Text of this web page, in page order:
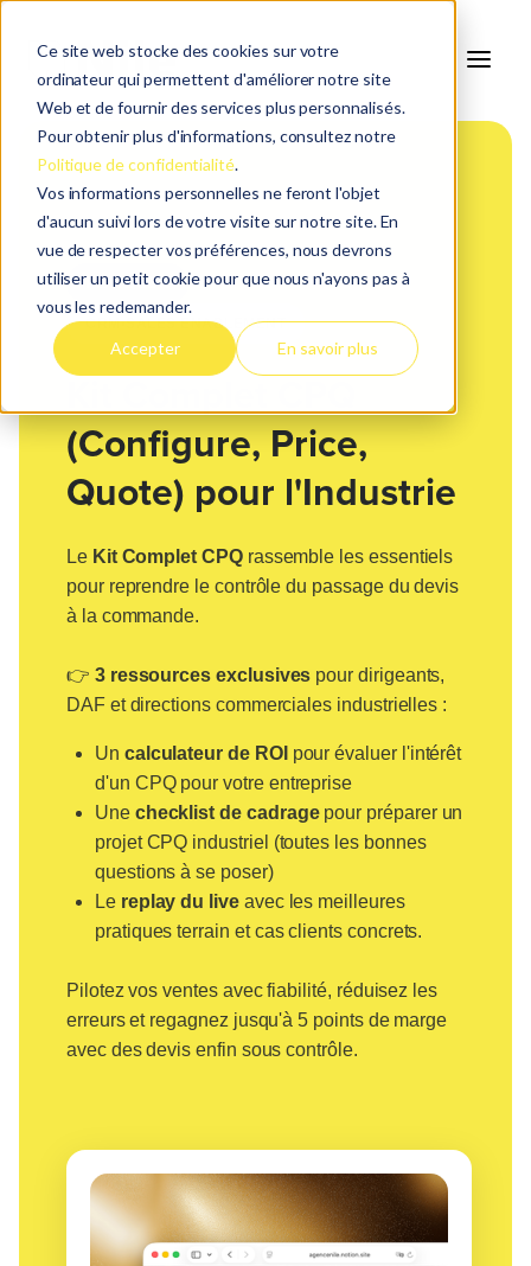
Ce site web stocke des cookies sur votre
ordinateur qui permettent d'améliorer notre site
Web et de fournir des services plus personnalisés.
Pour obtenir plus d'informations, consultez notre
Politique de confidentialité.
Vos informations personnelles ne feront l'objet
d'aucun suivi lors de votre visite sur notre site. En
vue de respecter vos préférences, nous devrons
utiliser un petit cookie pour que nous n'ayons pas à
vous les redemander.
Accepter En savoir plus
PLAYBOOK
CRM●SALES ENABLEMENT
(Configure, Price,
Quote) pour l'Industrie
Le Kit Complet CPQrassemble les essentiels
pour reprendre le contrôle du passage du devis
à la commande.
👉 3 ressources exclusives pour dirigeants,
DAF et directions commerciales industrielles :
Un calculateur de ROI pour évaluer l'intérêt
d'un CPQ pour votre entreprise
Une checklist de cadragepour préparer un
projet CPQ industriel (toutes les bonnes
questions à se poser)
Le replay du liveavec les meilleures
pratiques terrain et cas clients concrets.
Pilotez vos ventes avec fiabilité, réduisez les
erreurs et regagnez jusqu'à 5 points de marge
avec des devis enfin sous contrôle.